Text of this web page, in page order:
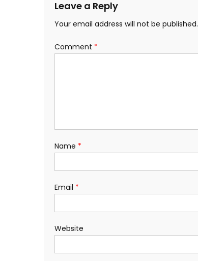
Leave a Reply
Your email address will not be published.
Comment *
Name *
Email *
Website